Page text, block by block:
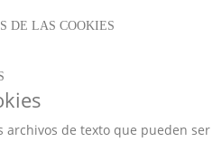
DE LAS COOKIES
archivos de texto que pueden ser